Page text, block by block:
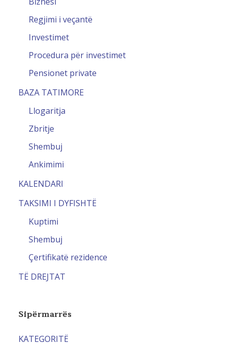
Regjimi i veçantë
Investimet
Procedura për investimet
Pensionet private
BAZA TATIMORE
Llogaritja
Zbritje
Shembuj
Ankimimi
KALENDARI
TAKSIMI I DYFISHTË
Kuptimi
Shembuj
Çertifikatë rezidence
TË DREJTAT
Sipërmarrës
KATEGORITË